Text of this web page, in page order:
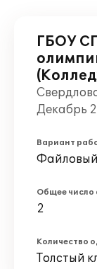
ГБОУ
Декабрь
Вариант
Файловый
Общее число
2
Количество
Толстый